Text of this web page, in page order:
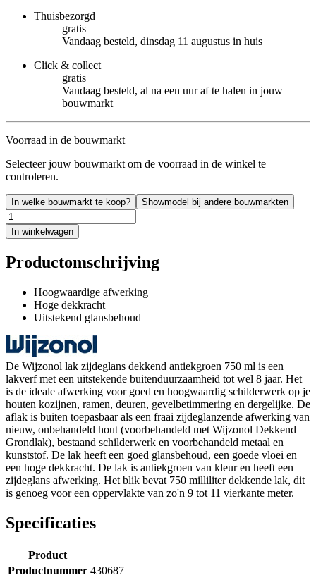
Thuisbezorgd
gratis
Vandaag besteld, dinsdag 11 augustus in huis
Click & collect
gratis
Vandaag besteld, al na een uur af te halen in jouw
bouwmarkt
Voorraad in de bouwmarkt
Selecteer jouw bouwmarkt om de voorraad in de winkel te
controleren.
In welke bouwmarkt te koop? Showmodel bij andere bouwmarkten
In winkelwagen
Productomschrijving
Hoogwaardige afwerking
Hoge dekkracht
Uitstekend glansbehoud
De Wijzonol lak zijdeglans dekkend antiekgroen 750 ml is een
lakverf met een uitstekende buitenduurzaamheid tot wel 8 jaar. Het
is de ideale afwerking voor goed en hoogwaardig schilderwerk op je
houten kozijnen, ramen, deuren, gevelbetimmering en dergelijke. De
aflak is buiten toepasbaar als een fraai zijdeglanzende afwerking van
nieuw, onbehandeld hout (voorbehandeld met Wijzonol Dekkend
Grondlak), bestaand schilderwerk en voorbehandeld metaal en
kunststof. De lak heeft een goed glansbehoud, een goede vloei en
een hoge dekkracht. De lak is antiekgroen van kleur en heeft een
zijdeglans afwerking. Het blik bevat 750 milliliter dekkende lak, dit
is genoeg voor een oppervlakte van zo'n 9 tot 11 vierkante meter.
Specificaties
Product
Productnummer 430687